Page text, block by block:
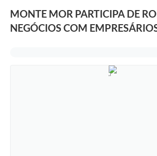
A Prefeitura
MONTE MOR PARTICIPA DE
NEGÓCIOS COM